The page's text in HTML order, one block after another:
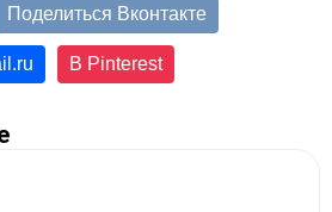
Поделиться Вконтакте
В Pinterest